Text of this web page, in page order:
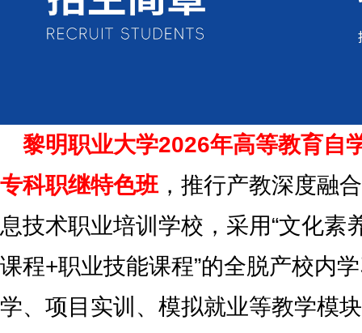
黎明职业大学2026年高等教育自
专科职继特色班，推行产教深度融
息技术职业培训学校，采用“文化素
课程+职业技能课程”的全脱产校内
学、项目实训、模拟就业等教学模